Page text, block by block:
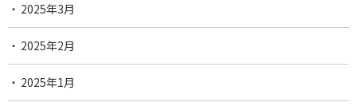
2025年3月
2025年2月
2025年1月